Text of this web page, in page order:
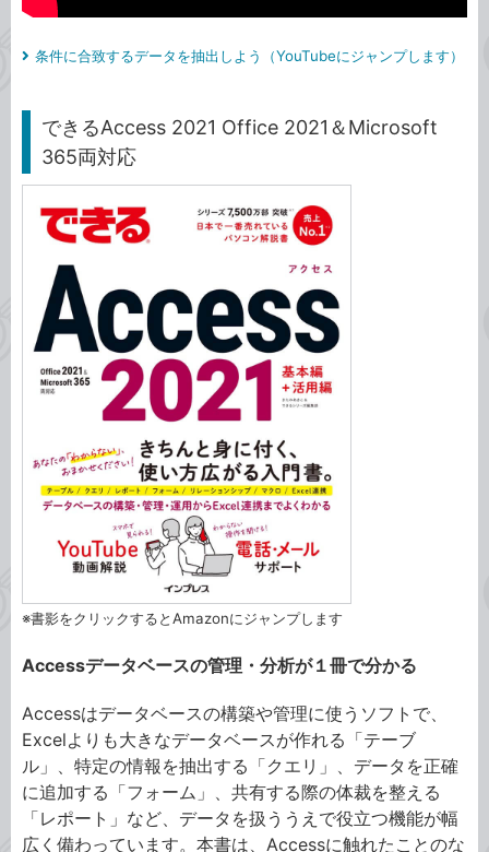
条件に合致するデータを抽出しよう（YouTubeにジャンプします）
できるAccess 2021 Office 2021＆Microsoft
365両対応
※書影をクリックするとAmazonにジャンプします
Accessデータベースの管理・分析が１冊で分かる
Accessはデータベースの構築や管理に使うソフトで、
Excelよりも大きなデータベースが作れる「テーブ
ル」、特定の情報を抽出する「クエリ」、データを正確
に追加する「フォーム」、共有する際の体裁を整える
「レポート」など、データを扱ううえで役立つ機能が幅
広く備わっています。本書は、Accessに触れたことのな